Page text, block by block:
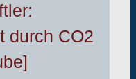
durch CO2